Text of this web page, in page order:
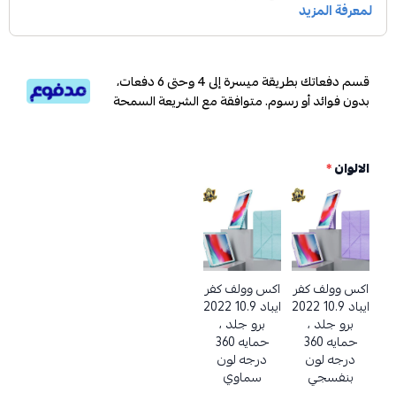
قسم دفعاتك بطريقة ميسرة إلى 4 وحتى 6 دفعات،
بدون فوائد أو رسوم. متوافقة مع الشريعة السمحة
الالوان*
اكس وولف كفر
ايباد 10.9 2022
برو جلد ،
حمايه 360
درجه لون
بنفسجي
اكس وولف كفر
ايباد 10.9 2022
برو جلد ،
حمايه 360
درجه لون
سماوي